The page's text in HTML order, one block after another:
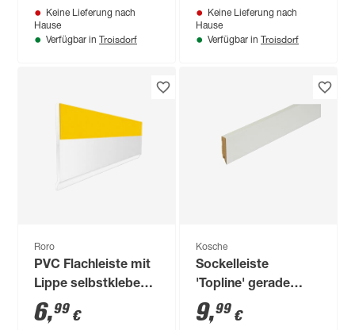
Keine Lieferung nach
Hause
Verfügbar in Troisdorf
Keine Lieferung nach
Hause
Verfügbar in Troisdorf
Roro
PVC Flachleiste mit
Lippe selbstklebend
weiß 150 x 30 cm
6,99 €
Kosche
Sockelleiste
'Topline' gerade
Grundierfolie weiß
2500 x 78 x 16 mm
9,99 €